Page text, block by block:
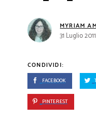
MYRIAM
31 Luglio 2011
CONDIVIDI:
FACEBOOK
PINTEREST